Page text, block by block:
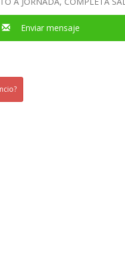
Enviar mensaje